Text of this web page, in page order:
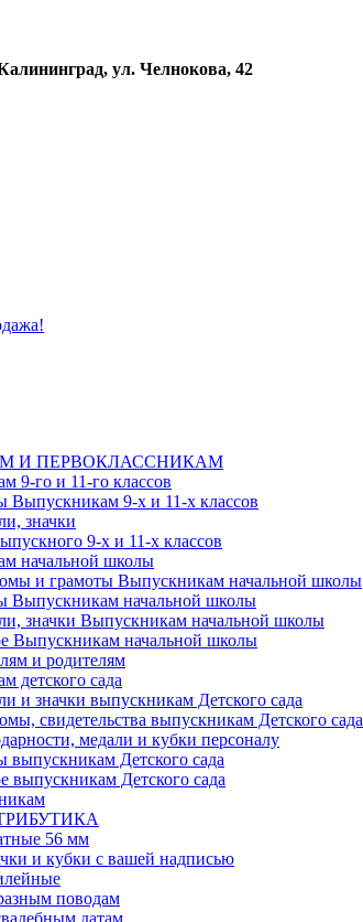
ул. Челнокова, 42
И ПЕРВОКЛАССНИКАМ
9-го и 11-го классов
Выпускникам 9-х и 11-х классов
значки
9-х и 11-х классов
начальной школы
и грамоты Выпускникам начальной школы
Выпускникам начальной школы
значки Выпускникам начальной школы
Выпускникам начальной школы
и родителям
детского сада
и значки выпускникам Детского сада
свидетельства выпускникам Детского сада
медали и кубки персоналу
выпускникам Детского сада
выпускникам Детского сада
56 мм
и кубки с вашей надписью
поводам
датам